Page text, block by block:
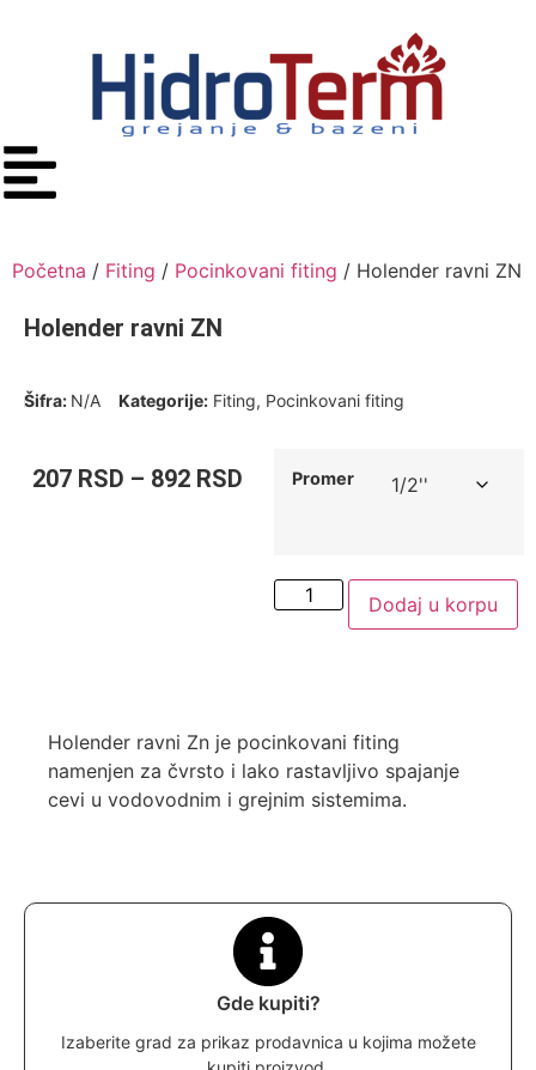
Početna / Fiting / Pocinkovani fiting / Holender ravni ZN
Holender ravni ZN
Šifra: N/A Kategorije: Fiting, Pocinkovani fiting
207 RSD – 892 RSD Promer
Dodaj u korpu
Holender ravni Zn je pocinkovani fiting
namenjen za čvrsto i lako rastavljivo spajanje
cevi u vodovodnim i grejnim sistemima.
Gde kupiti?
Izaberite grad za prikaz prodavnica u kojima možete